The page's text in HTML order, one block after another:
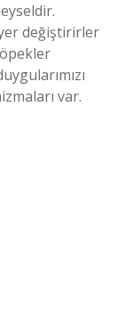
değiştirirler
var.